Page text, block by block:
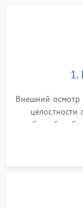
1.
Внешний осмотр
целостности
работы